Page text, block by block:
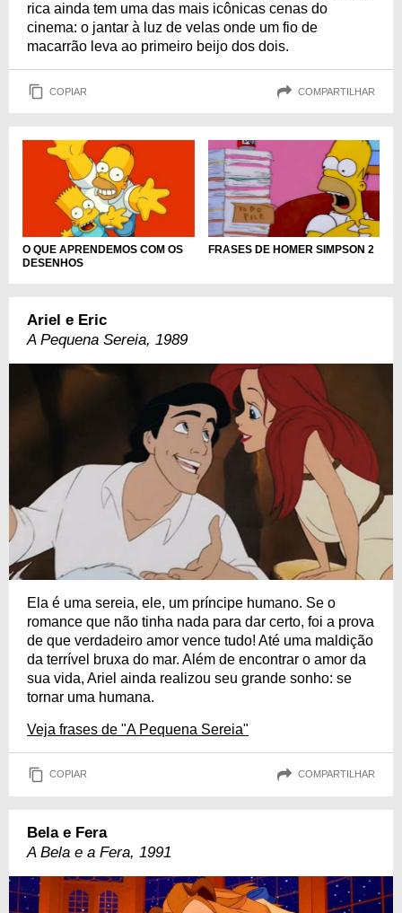
rica ainda tem uma das mais icônicas cenas do
cinema: o jantar à luz de velas onde um fio de
macarrão leva ao primeiro beijo dos dois.
COPIAR COMPARTILHAR
O QUE APRENDEMOS COM OS
DESENHOS
FRASES DE HOMER SIMPSON 2
Ariel e Eric
A Pequena Sereia, 1989
Ela é uma sereia, ele, um príncipe humano. Se o
romance que não tinha nada para dar certo, foi a prova
de que verdadeiro amor vence tudo! Até uma maldição
da terrível bruxa do mar. Além de encontrar o amor da
sua vida, Ariel ainda realizou seu grande sonho: se
tornar uma humana.
Veja frases de "A Pequena Sereia"
COPIAR COMPARTILHAR
Bela e Fera
A Bela e a Fera, 1991